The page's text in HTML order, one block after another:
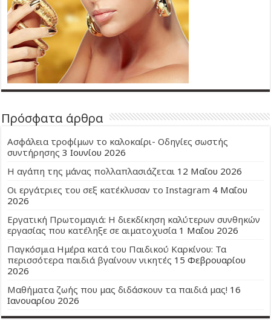
Πρόσφατα άρθρα
Ασφάλεια τροφίμων το καλοκαίρι- Οδηγίες σωστής
συντήρησης 3 Ιουνίου 2026
Η αγάπη της μάνας πολλαπλασιάζεται 12 Μαΐου 2026
Οι εργάτριες του σεξ κατέκλυσαν το Instagram 4 Μαΐου
2026
Εργατική Πρωτομαγιά: Η διεκδίκηση καλύτερων συνθηκών
εργασίας που κατέληξε σε αιματοχυσία 1 Μαΐου 2026
Παγκόσμια Ημέρα κατά του Παιδικού Καρκίνου: Τα
περισσότερα παιδιά βγαίνουν νικητές 15 Φεβρουαρίου
2026
Μαθήματα ζωής που μας διδάσκουν τα παιδιά μας! 16
Ιανουαρίου 2026